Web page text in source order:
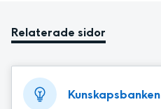
Relaterade sidor
Kunskapsbanken